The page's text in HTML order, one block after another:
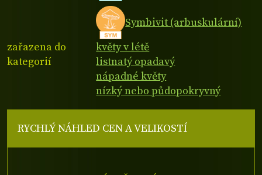
Symbivit (arbuskulární)
zařazena do
kategorií
květy v létě
listnatý opadavý
nápadné květy
nízký nebo půdopokryvný
RYCHLÝ NÁHLED CEN A VELIKOSTÍ